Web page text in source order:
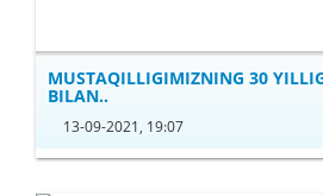
MUSTAQILLIGIMIZNING 30
BILAN..
13-09-2021, 19:07